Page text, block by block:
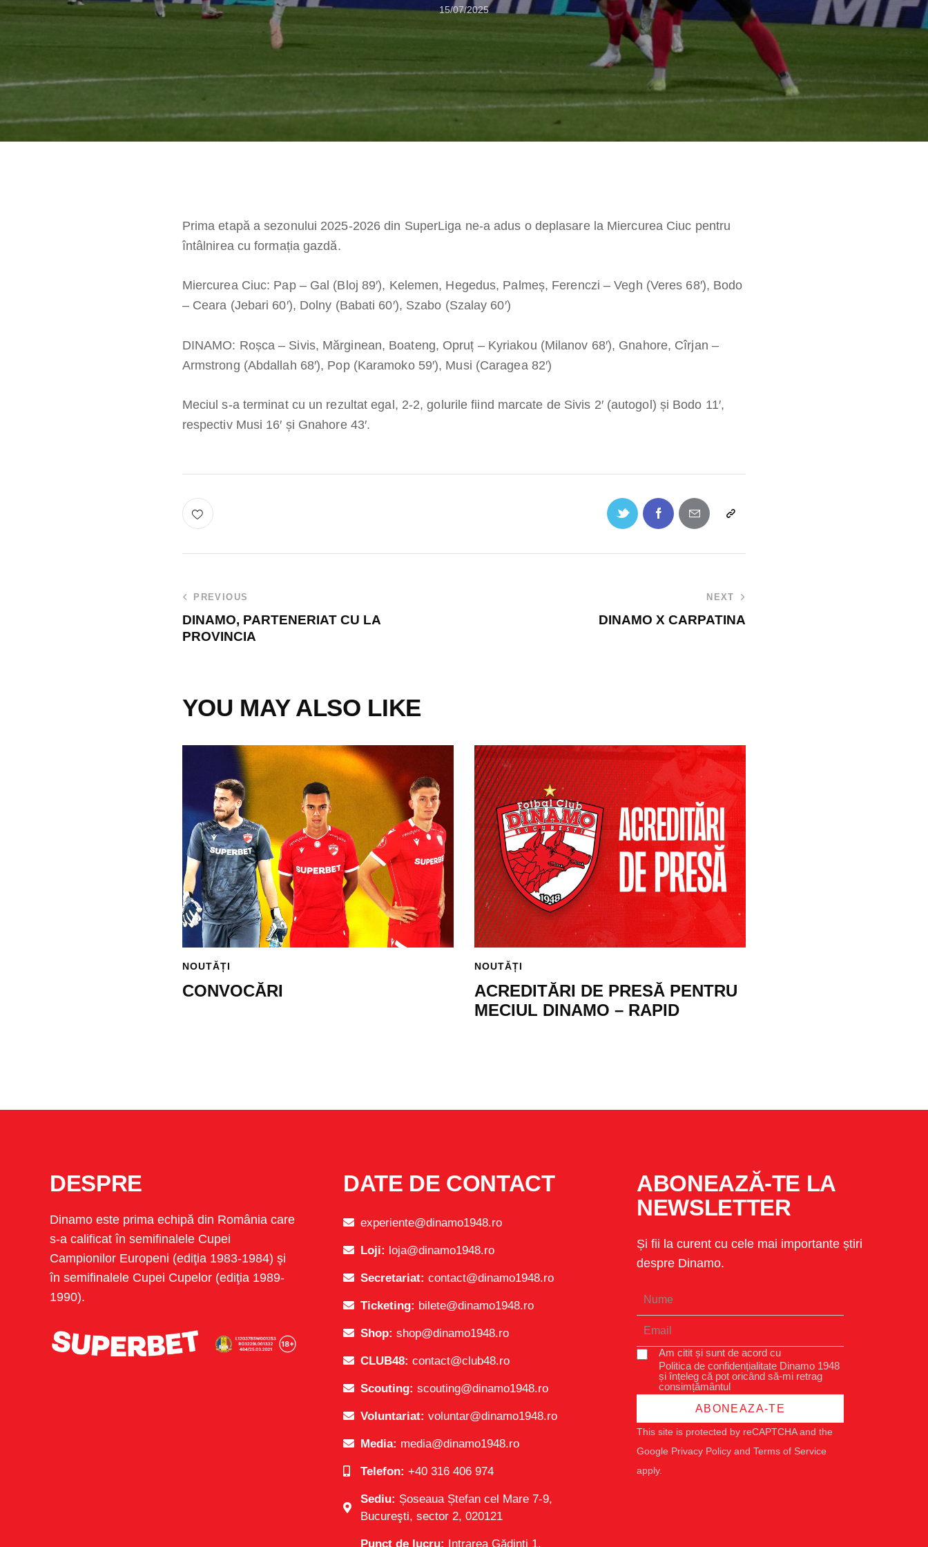
15/07/2025
Prima etapă a sezonului 2025-2026 din SuperLiga ne-a adus o deplasare la Miercurea Ciuc pentru
întâlnirea cu formația gazdă.
Miercurea Ciuc: Pap – Gal (Bloj 89′), Kelemen, Hegedus, Palmeș, Ferenczi – Vegh (Veres 68′), Bodo
– Ceara (Jebari 60′), Dolny (Babati 60′), Szabo (Szalay 60′)
DINAMO: Roșca – Sivis, Mărginean, Boateng, Opruț – Kyriakou (Milanov 68′), Gnahore, Cîrjan –
Armstrong (Abdallah 68′), Pop (Karamoko 59′), Musi (Caragea 82′)
Meciul s-a terminat cu un rezultat egal, 2-2, golurile fiind marcate de Sivis 2′ (autogol) și Bodo 11′,
respectiv Musi 16′ și Gnahore 43′.
PREVIOUS
DINAMO, PARTENERIAT CU LA
PROVINCIA
NEXT
DINAMO X CARPATINA
YOU MAY ALSO LIKE
NOUTĂȚI
CONVOCĂRI
NOUTĂȚI
ACREDITĂRI DE PRESĂ PENTRU
MECIUL DINAMO – RAPID
DESPRE
Dinamo este prima echipă din România care
s-a calificat în semifinalele Cupei
Campionilor Europeni (ediţia 1983-1984) şi
în semifinalele Cupei Cupelor (ediţia 1989-
1990).
DATE DE CONTACT
experiente@dinamo1948.ro
Loji: loja@dinamo1948.ro
Secretariat: contact@dinamo1948.ro
Ticketing: bilete@dinamo1948.ro
Shop: shop@dinamo1948.ro
CLUB48: contact@club48.ro
Scouting: scouting@dinamo1948.ro
Voluntariat: voluntar@dinamo1948.ro
Media: media@dinamo1948.ro
Telefon: +40 316 406 974
Sediu: Șoseaua Ștefan cel Mare 7-9,
Bucureşti, sector 2, 020121
Punct de lucru: Intrarea Gădinți 1,
ABONEAZĂ-TE LA
NEWSLETTER
Și fii la curent cu cele mai importante știri
despre Dinamo.
Am citit și sunt de acord cu
Politica de confidențialitate Dinamo 1948
și înțeleg că pot oricând să-mi retrag
consimțământul
ABONEAZA-TE
This site is protected by reCAPTCHA and the
Google Privacy Policyand Terms of Service
apply.